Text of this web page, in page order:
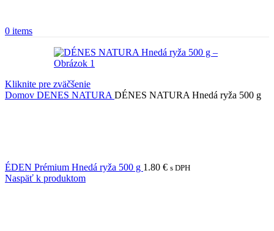
0 items
Kliknite pre zväčšenie
Domov DENES NATURA DÉNES NATURA Hnedá ryža 500 g
ÉDEN Prémium Hnedá ryža 500 g 1.80 € s DPH
Naspäť k produktom